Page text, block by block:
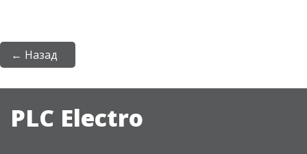
← Назад
PLC Electro